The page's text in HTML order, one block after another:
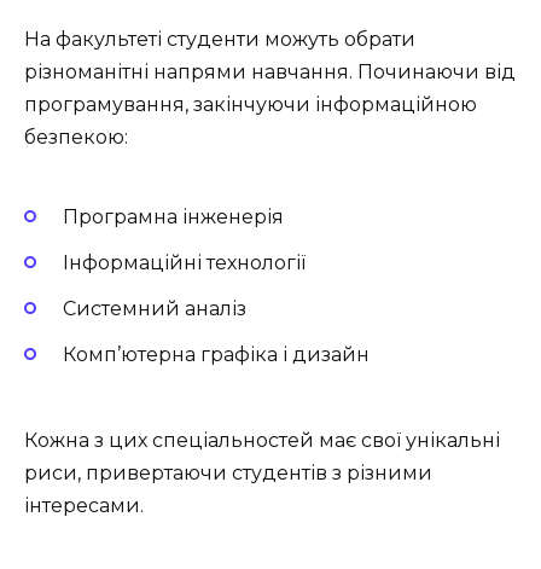
На факультеті студенти можуть обрати
різноманітні напрями навчання. Починаючи від
програмування, закінчуючи інформаційною
безпекою:
Програмна інженерія
Інформаційні технології
Системний аналіз
Комп’ютерна графіка і дизайн
Кожна з цих спеціальностей має свої унікальні
риси, привертаючи студентів з різними
інтересами.